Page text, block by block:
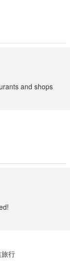
and shops
行